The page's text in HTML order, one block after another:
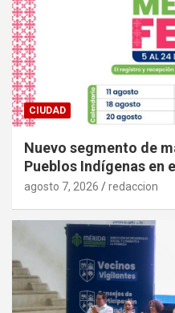
CIUDAD
Nuevo segmento de
Pueblos Indígenas en
agosto 7, 2026 redaccion